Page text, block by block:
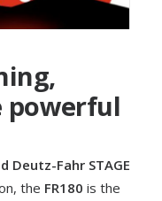
powerful
Deutz-Fahr STAGE
the FR180 is the